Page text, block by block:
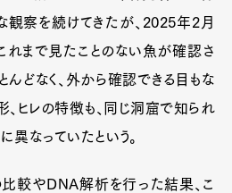
Fashion
GourmetCars
Culture Lifestyle
察を続けてきたが、2025年2月
れまで見たことのない魚が確認さ
んどなく、外から確認できる目もな
、ヒレの特徴も、同じ洞窟で知られ
異なっていたという。
比較やDNA解析を行った結果、こ